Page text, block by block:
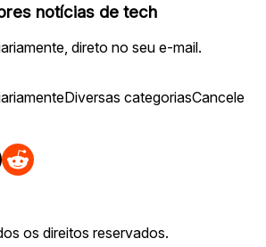
notícias de tech
direto no seu e-mail.
Diversas categoriasCancele
os direitos reservados.